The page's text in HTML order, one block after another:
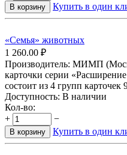
В корзину Купить в один
«Семья» животных
1 260.00 ₽
Производитель: МИМП
карточки серии
состоит из 4 групп карточек
Доступность: В наличии
Кол-во:
+
−
В корзину Купить в один